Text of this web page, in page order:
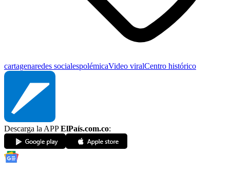
cartagenaredes socialespolémicaVideo viralCentro histórico
Descarga la APPElPaís.com.co: